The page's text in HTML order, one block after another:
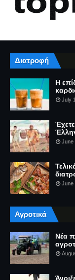
Διατροφή
Η
July
June
June
Αγροτικά
Νέα